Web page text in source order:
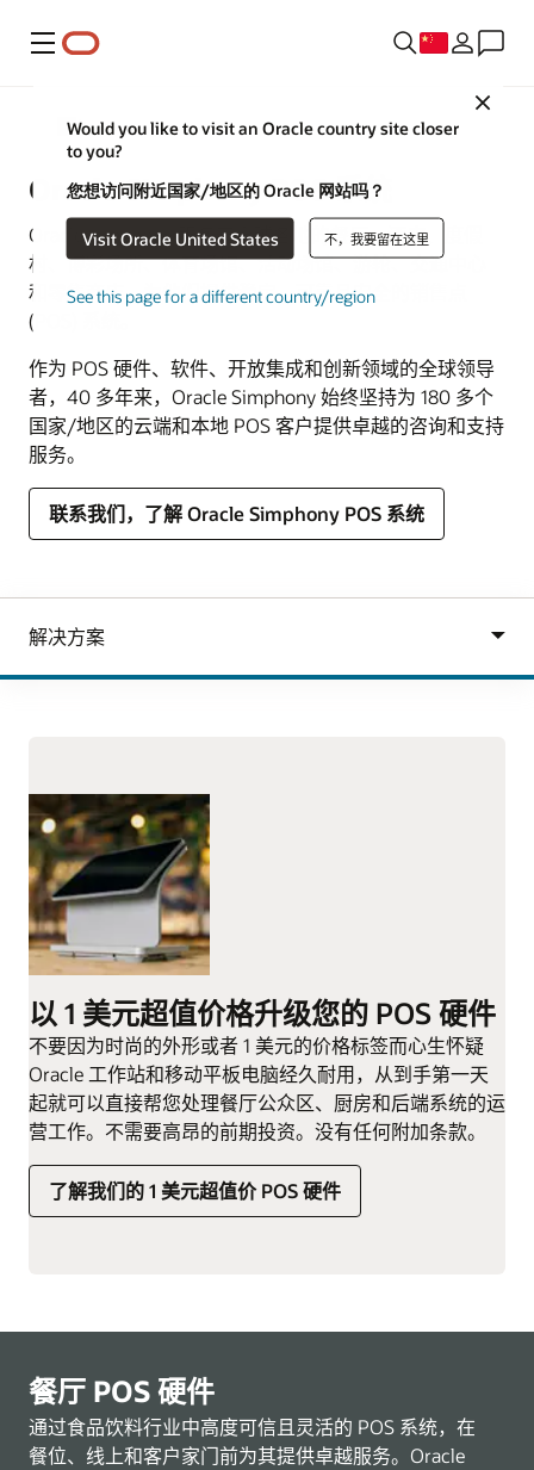
菜单
Close
Would you like to visit an Oracle country site closer
to you?
您想访问附近国家/地区的 Oracle 网站吗？
Visit Oracle United States 不，我要留在这里
See this page for a different country/region
餐饮
Oracle Simphony POS 系统
Oracle Simphony 服务于全球各地的餐厅、酒店、度假
村、博彩场所、体育场馆、活动场馆、游轮、交通中心
和零售商店，为他们提供稳定、可靠且安全的销售点
(POS) 系统。
作为 POS 硬件、软件、开放集成和创新领域的全球领导
者，40 多年来，Oracle Simphony 始终坚持为 180 多个
国家/地区的云端和本地 POS 客户提供卓越的咨询和支持
服务。
联系我们，了解 Oracle Simphony POS 系统
以 1 美元超值价格升级您的 POS 硬件
不要因为时尚的外形或者 1 美元的价格标签而心生怀疑
Oracle 工作站和移动平板电脑经久耐用，从到手第一天
起就可以直接帮您处理餐厅公众区、厨房和后端系统的运
营工作。不需要高昂的前期投资。没有任何附加条款。
了解我们的 1 美元超值价 POS 硬件
餐厅 POS 硬件
通过食品饮料行业中高度可信且灵活的 POS 系统，在
餐位、线上和客户家门前为其提供卓越服务。Oracle